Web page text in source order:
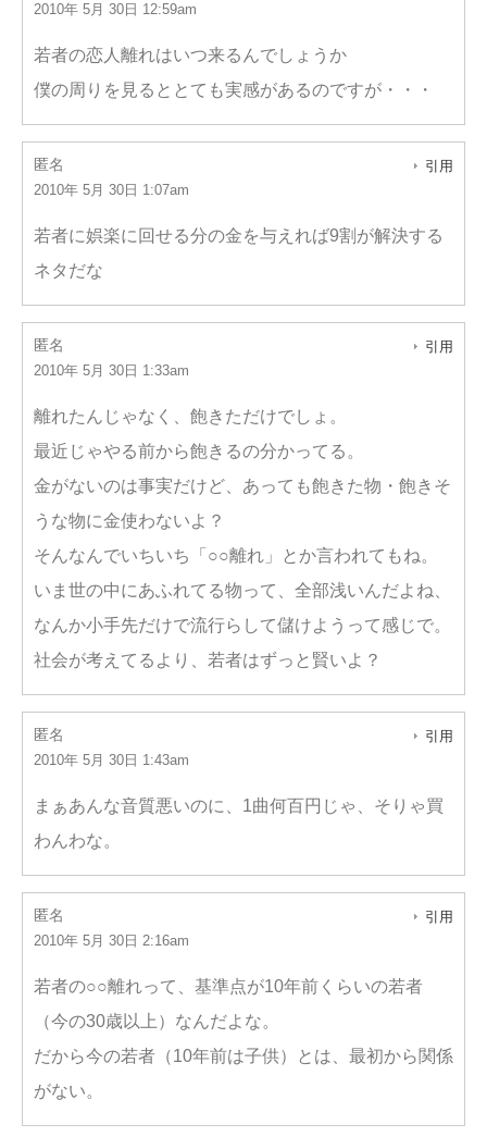
2010年 5月 30日 12:59am
若者の恋人離れはいつ来るんでしょうか
僕の周りを見るととても実感があるのですが・・・
匿名
2010年 5月 30日 1:07am
引用
若者に娯楽に回せる分の金を与えれば9割が解決する
ネタだな
匿名
2010年 5月 30日 1:33am
引用
離れたんじゃなく、飽きただけでしょ。
最近じゃやる前から飽きるの分かってる。
金がないのは事実だけど、あっても飽きた物・飽きそ
うな物に金使わないよ？
そんなんでいちいち「○○離れ」とか言われてもね。
いま世の中にあふれてる物って、全部浅いんだよね、
なんか小手先だけで流行らして儲けようって感じで。
社会が考えてるより、若者はずっと賢いよ？
匿名
2010年 5月 30日 1:43am
引用
まぁあんな音質悪いのに、1曲何百円じゃ、そりゃ買
わんわな。
匿名
2010年 5月 30日 2:16am
引用
若者の○○離れって、基準点が10年前くらいの若者
（今の30歳以上）なんだよな。
だから今の若者（10年前は子供）とは、最初から関係
がない。